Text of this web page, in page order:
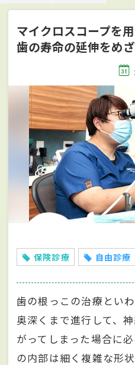
マイクロスコープを
歯の寿命の延伸をめ
保険診療 自由診療
歯の根っこの治療とい
奥深くまで進行して、
がってしまった場合に
の内部は細く複雑な形